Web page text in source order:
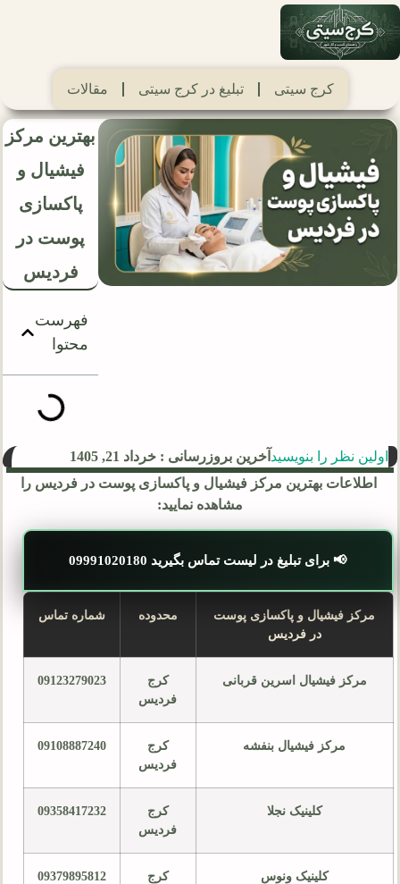
کرج سیتی تبلیغ در کرج سیتی مقالات
بهترین مرکز
فیشیال و
پاکسازی
پوست در
فردیس
فهرست
محتوا
اولین نظر را بنویسید آخرین بروزرسانی : خرداد 21, 1405
اطلاعات بهترین مرکز فیشیال و پاکسازی پوست در فردیس را
مشاهده نمایید:
📢 برای تبلیغ در لیست تماس بگیرید 09991020180
مرکز فیشیال و پاکسازی پوست
در فردیس
محدوده شماره تماس
مرکز فیشیال اسرین قربانی
کرج
فردیس
09123279023
مرکز فیشیال بنفشه
کرج
فردیس
09108887240
کلینیک نجلا
کرج
فردیس
09358417232
کلینیک ونوس
کرج
09379895812